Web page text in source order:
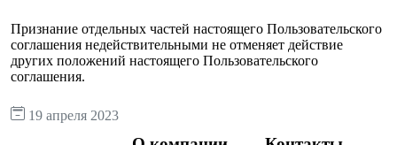
Признание отдельных частей настоящего Пользовательского
соглашения недействительными не отменяет действие
других положений настоящего Пользовательского
соглашения.
19 апреля 2023